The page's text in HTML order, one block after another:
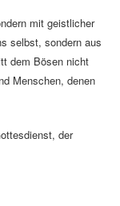
mit geistlicher
selbst, sondern aus
dem Bösen nicht
Menschen, denen
der